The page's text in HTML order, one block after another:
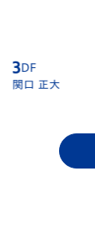
4DF
エドゥアルド